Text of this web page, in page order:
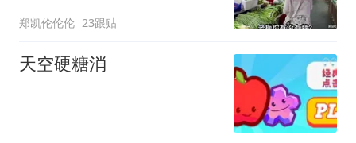
郑凯伦伦伦 23跟贴
天空硬糖消